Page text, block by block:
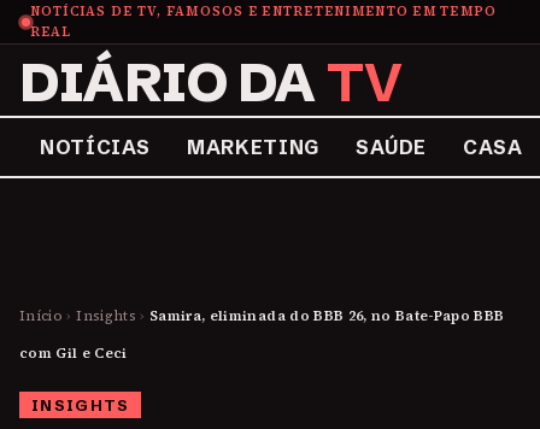
NOTÍCIAS DE TV, FAMOSOS E ENTRETENIMENTO EM TEMPO
REAL
DIÁRIO DATV
NOTÍCIAS MARKETING SAÚDE CASA
Início › Insights › Samira, eliminada do BBB 26, no Bate-Papo BBB
com Gil e Ceci
INSIGHTS